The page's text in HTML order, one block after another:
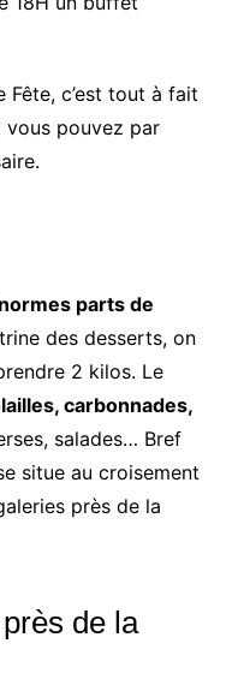
c’est tout à fait
pouvez par
parts de
des desserts, on
2 kilos. Le
carbonnades,
salades… Bref
situe au croisement
près de la
de la